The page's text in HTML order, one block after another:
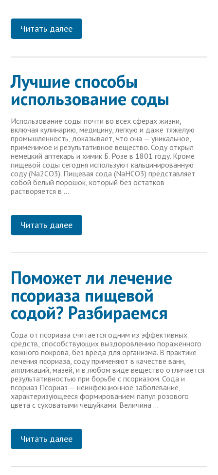
Читать далее
Лучшие способы
использование соды
Использование соды почти во всех сферах жизни,
включая кулинарию, медицину, легкую и даже тяжелую
промышленность, доказывает, что она — уникальное,
применимое и результативное вещество. Соду открыл
немецкий аптекарь и химик Б. Розе в 1801 году. Кроме
пищевой соды сегодня используют кальцинированную
соду (Na2CO3). Пищевая сода (NaHCO3) представляет
собой белый порошок, который без остатков
растворяется в …
Читать далее
Поможет ли лечение
псориаза пищевой
содой? Разбираемся
Сода от псориаза считается одним из эффективных
средств, способствующих выздоровлению пораженного
кожного покрова, без вреда для организма. В практике
лечения псориаза, соду применяют в качестве ванн,
аппликаций, мазей, и в любом виде вещество отличается
результативностью при борьбе с псориазом. Сода и
псориаз Псориаз — неинфекционное заболевание,
характеризующееся формированием папул розового
цвета с суховатыми чешуйками. Величина …
Читать далее